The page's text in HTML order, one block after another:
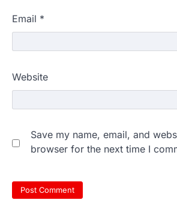
Email *
Website
Save my name, email, and
browser for the next time I